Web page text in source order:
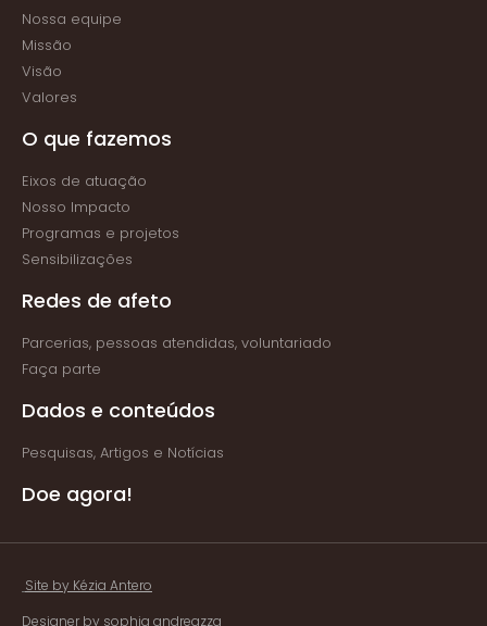
Nossa equipe
Missão
Visão
Valores
O que fazemos
Eixos de atuação
Nosso Impacto
Programas e projetos
Sensibilizações
Redes de afeto
Parcerias, pessoas atendidas, voluntariado
Faça parte
Dados e conteúdos
Pesquisas, Artigos e Notícias
Doe agora!
Site by Kézia Antero
Designer by sophia andreazza